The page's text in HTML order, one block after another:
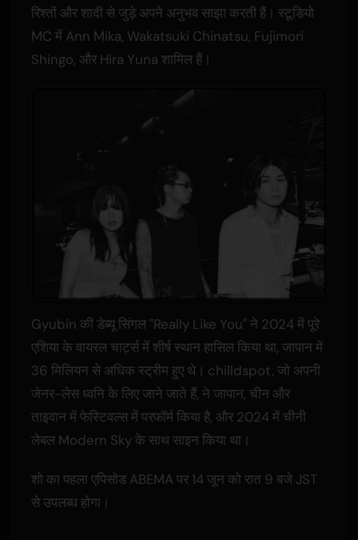
रिश्तों और शादी से जुड़े अपने अनुभव साझा करती हैं। स्टूडियो
MC में Ann Mika, Wakatsuki Chinatsu, Fujimori
Shingo, और Hira Yuna शामिल हैं।
Gyubin की डेब्यू सिंगल "Really Like You" ने 2024 में पूरे
एशिया के वायरल चार्ट्स में शीर्ष स्थान हासिल किया था, जापान में
36 मिलियन से अधिक स्ट्रीम हुए थे। chilldspot, जो अपनी
जेनर-लेस ध्वनि के लिए जाने जाते हैं, ने जापान, चीन और
ताइवान में फेस्टिवल्स में परफॉर्म किया है, और 2024 में चीनी
लेबल Modern Sky के साथ साइन किया था।
शो का पहला एपिसोड ABEMA पर 14 जून को रात 9 बजे JST
से उपलब्ध होगा।